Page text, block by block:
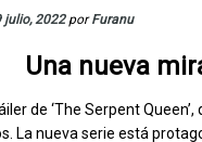
julio, 2022 porFuranu
Una nueva
de ‘The Serpent
La nueva serie está